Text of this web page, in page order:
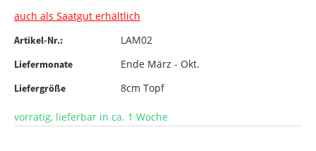
auch als Saatgut erhältlich
Artikel-Nr.: LAM02
Liefermonate Ende März - Okt.
Liefergröße 8cm Topf
vorrätig, lieferbar in ca. 1 Woche